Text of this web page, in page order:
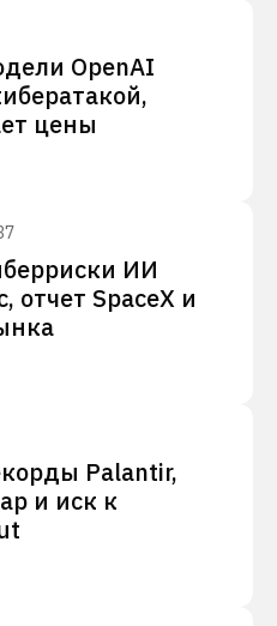
OpenAI
цены
ИИ
отчет SpaceX и
Palantir,
и иск к